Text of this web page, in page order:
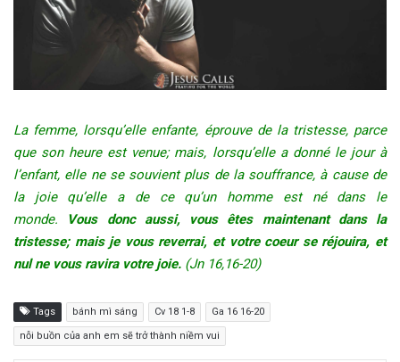
La femme, lorsqu’elle enfante, éprouve de la tristesse, parce
que son heure est venue; mais, lorsqu’elle a donné le jour à
l’enfant, elle ne se souvient plus de la souffrance, à cause de
la joie qu’elle a de ce qu’un homme est né dans le
monde. Vous donc aussi, vous êtes maintenant dans la
tristesse; mais je vous reverrai, et votre coeur se réjouira, et
nul ne vous ravira votre joie. (Jn 16,16-20)
Tags bánh mì sáng Cv 18 1-8 Ga 16 16-20
nỗi buồn của anh em sẽ trở thành niềm vui